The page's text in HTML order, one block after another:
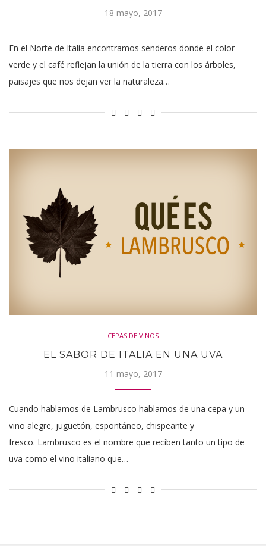
18 mayo, 2017
En el Norte de Italia encontramos senderos donde el color
verde y el café reflejan la unión de la tierra con los árboles,
paisajes que nos dejan ver la naturaleza…
CEPAS DE VINOS
EL SABOR DE ITALIA EN UNA UVA
11 mayo, 2017
Cuando hablamos de Lambrusco hablamos de una cepa y un
vino alegre, juguetón, espontáneo, chispeante y
fresco. Lambrusco es el nombre que reciben tanto un tipo de
uva como el vino italiano que…